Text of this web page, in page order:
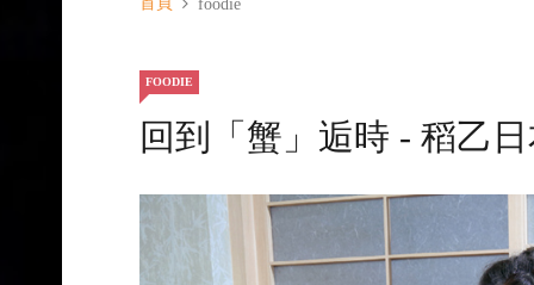
foodie
FOODIE
回到「蟹」逅時 - 稻乙